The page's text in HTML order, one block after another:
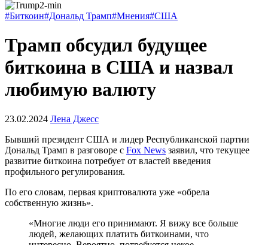
#Биткоин#Дональд Трамп#Мнения#США
Трамп обсудил будущее
биткоина в США и назвал
любимую валюту
23.02.2024 Лена Джесс
Бывший президент США и лидер Республиканской партии
Дональд Трамп в разговоре с Fox News заявил, что текущее
развитие биткоина потребует от властей введения
профильного регулирования.
По его словам, первая криптовалюта уже «обрела
собственную жизнь».
«Многие люди его принимают. Я вижу все больше
людей, желающих платить биткоинами, что